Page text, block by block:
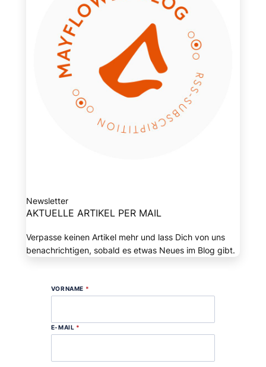
Newsletter
AKTUELLE ARTIKEL PER MAIL
Verpasse keinen Artikel mehr und lass Dich von uns
benachrichtigen, sobald es etwas Neues im Blog gibt.
VORNAME *
E-MAIL *